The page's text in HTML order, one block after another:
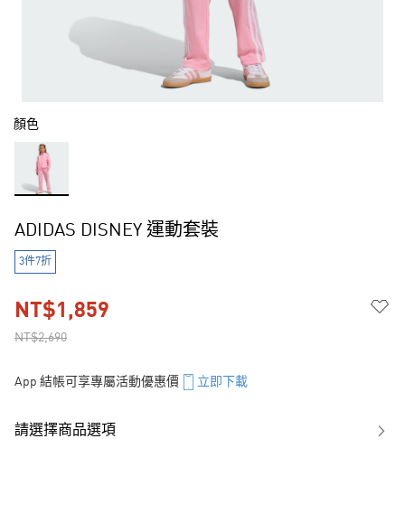
顏色
ADIDAS DISNEY 運動套裝
3件7折
NT$2,690
NT$1,859
App 結帳可享專屬活動優惠價 立即下載
請選擇商品選項